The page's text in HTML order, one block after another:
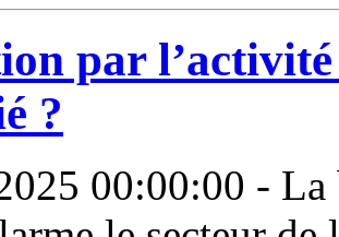
par
?
00:00:00 - La